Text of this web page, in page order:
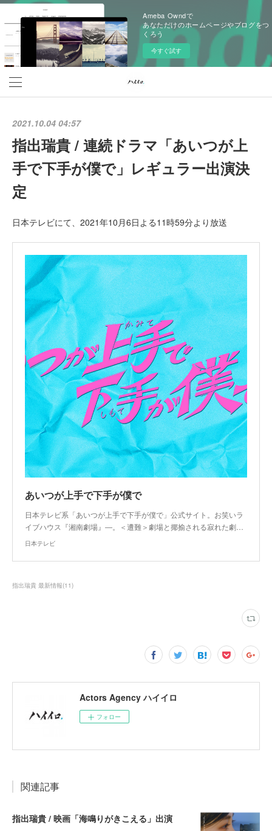
Ameba Owndで
あなただけのホームページやブログをつ
くろう
今すぐ試す
2021.10.04 04:57
指出瑞貴 / 連続ドラマ「あいつが上
手で下手が僕で」レギュラー出演決
定
日本テレビにて、2021年10月6日よる11時59分より放送
あいつが上手で下手が僕で
日本テレビ系「あいつが上手で下手が僕で」公式サイト。お笑いラ
イブハウス『湘南劇場』―。＜遭難＞劇場と揶揄される寂れた劇…
日本テレビ
指出瑞貴 最新情報(11)
Actors Agency ハイイロ
フォロー
関連記事
指出瑞貴 / 映画「海鳴りがきこえる」出演